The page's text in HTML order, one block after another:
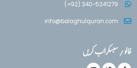
(+92) 340-5241279
info@balaghulquran.com
فالو / سبسکرائب کریں